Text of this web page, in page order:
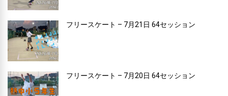
フリースケート – 7月21日 64セッション
フリースケート – 7月20日 64セッション